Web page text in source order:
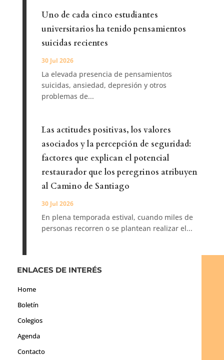
Uno de cada cinco estudiantes
universitarios ha tenido pensamientos
suicidas recientes
30 Jul 2026
La elevada presencia de pensamientos
suicidas, ansiedad, depresión y otros
problemas de...
Las actitudes positivas, los valores
asociados y la percepción de seguridad:
factores que explican el potencial
restaurador que los peregrinos atribuyen
al Camino de Santiago
30 Jul 2026
En plena temporada estival, cuando miles de
personas recorren o se plantean realizar el...
ENLACES DE INTERÉS
Home
Boletín
Colegios
Agenda
Contacto